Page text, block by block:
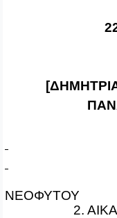
1.
ΝΕΟΦΥΤΟΥ
2.